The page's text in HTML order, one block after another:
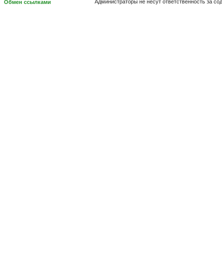
Администраторы не несут ответственность за
Обмен ссылками